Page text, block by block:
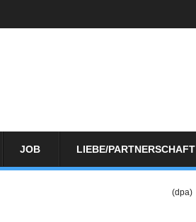
JOB LIEBE/PARTNERSCHAFT
(dpa)